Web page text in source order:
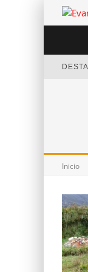
Inicio